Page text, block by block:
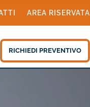
AREA RISERVATA
RICHIEDI PREVENTIVO